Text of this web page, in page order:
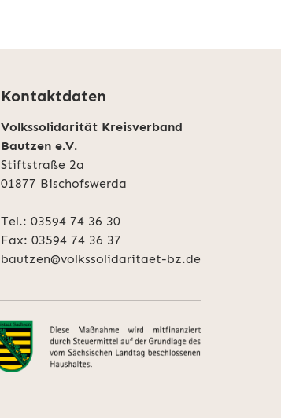
Kontaktdaten
Volkssolidarität Kreisverband
Bautzen e.V.
Stiftstraße 2a
01877 Bischofswerda
Tel.: 03594 74 36 30
Fax: 03594 74 36 37
bautzen@volkssolidaritaet-bz.de